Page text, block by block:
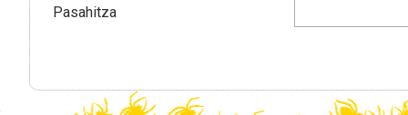
Pasahitza